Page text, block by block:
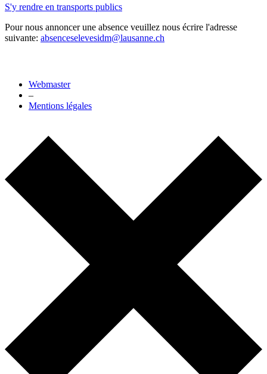
S'y rendre en transports publics
Pour nous annoncer une absence veuillez nous écrire l'adresse
suivante: absenceselevesidm@lausanne.ch
Webmaster
–
Mentions légales